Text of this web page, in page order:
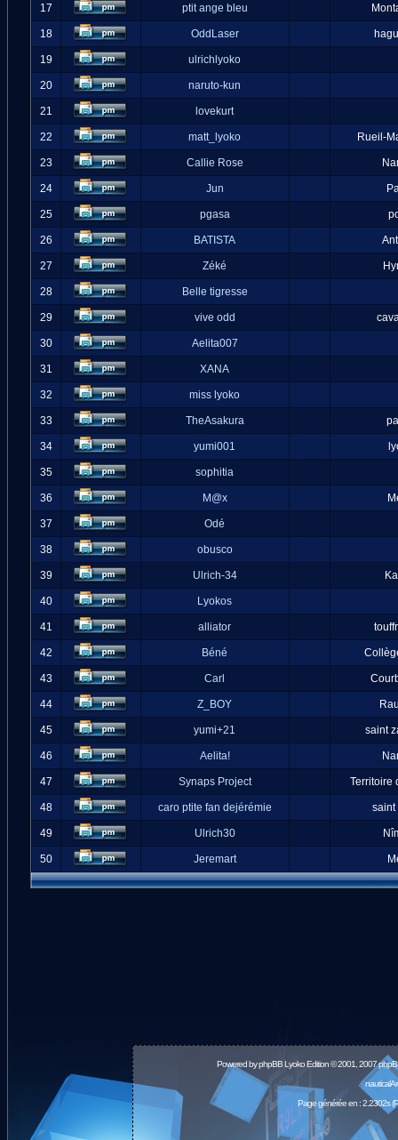
17 ptit ange bleu
18 OddLaser
19 ulrichlyoko
20 naruto-kun
21 lovekurt
22 matt_lyoko Rueil-
23 Callie Rose
24 Jun
25 pgasa
26 BATISTA
27 Zéké
28 Belle tigresse
29 vive odd
30 Aelita007
31 XANA
32 miss lyoko
33 TheAsakura
34 yumi001
35 sophitia
36 M@x
37 Odé
38 obusco
39 Ulrich-34
40 Lyokos
41 alliator
42 Béné
43 Carl
44 Z_BOY
45 yumi+21 saint
46 Aelita!
47 Synaps Project Territoire
48 caro ptite fan dejérémie saint
49 Ulrich30
50 Jeremart
Powered byphpBBLyoko Edition © 2001, 2007
Page générée en : 2.2302s